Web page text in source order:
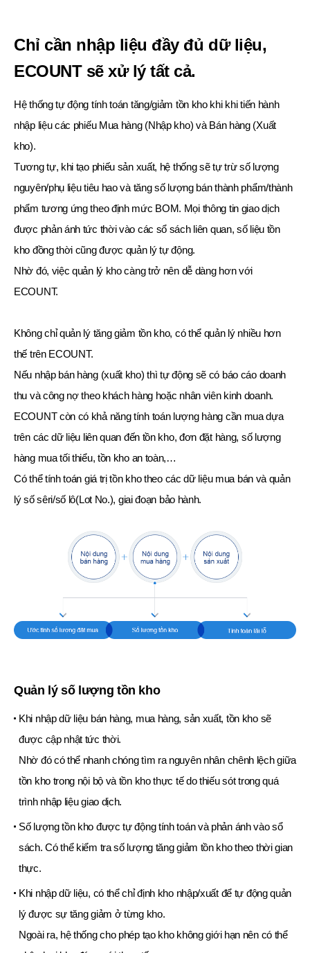
Chỉ cần nhập liệu đầy đủ dữ liệu,
ECOUNT sẽ xử lý tất cả.
Hệ thống tự động tính toán tăng/giảm tồn kho khi khi tiến hành
nhập liệu các phiếu Mua hàng (Nhập kho) và Bán hàng (Xuất
kho).
Tương tự, khi tạo phiếu sản xuất, hệ thống sẽ tự trừ số lượng
nguyên/phụ liệu tiêu hao và tăng số lượng bán thành phẩm/thành
phẩm tương ứng theo định mức BOM. Mọi thông tin giao dịch
được phản ánh tức thời vào các sổ sách liên quan, số liệu tồn
kho đồng thời cũng được quản lý tự động.
Nhờ đó, việc quản lý kho càng trở nên dễ dàng hơn với
ECOUNT.
Không chỉ quản lý tăng giảm tồn kho, có thể quản lý nhiều hơn
thế trên ECOUNT.
Nếu nhập bán hàng (xuất kho) thì tự động sẽ có báo cáo doanh
thu và công nợ theo khách hàng hoặc nhân viên kinh doanh.
ECOUNT còn có khả năng tính toán lượng hàng cần mua dựa
trên các dữ liệu liên quan đến tồn kho, đơn đặt hàng, số lượng
hàng mua tối thiểu, tồn kho an toàn,…
Có thể tính toán giá trị tồn kho theo các dữ liệu mua bán và quản
lý số sêri/số lô(Lot No.), giai đoạn bảo hành.
Quản lý số lượng tồn kho
Khi nhập dữ liệu bán hàng, mua hàng, sản xuất, tồn kho sẽ
được cập nhật tức thời.
Nhờ đó có thể nhanh chóng tìm ra nguyên nhân chênh lệch giữa
tồn kho trong nội bộ và tồn kho thực tế do thiếu sót trong quá
trình nhập liệu giao dịch.
Số lượng tồn kho được tự động tính toán và phản ánh vào sổ
sách. Có thể kiểm tra số lượng tăng giảm tồn kho theo thời gian
thực.
Khi nhập dữ liệu, có thể chỉ định kho nhập/xuất để tự động quản
lý được sự tăng giảm ở từng kho.
Ngoài ra, hệ thống cho phép tạo kho không giới hạn nên có thể